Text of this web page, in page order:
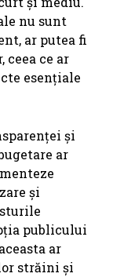
nu sunt
ar putea fi
ceea ce ar
esențiale
și
ar
și
publicului
ar
străini și